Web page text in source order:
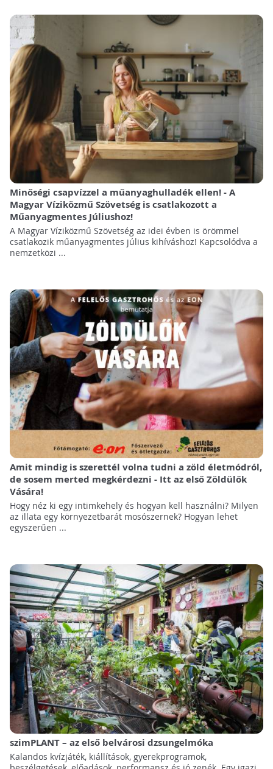
Minőségi csapvízzel a műanyaghulladék ellen! - A
Magyar Víziközmű Szövetség is csatlakozott a
Műanyagmentes Júliushoz!
A Magyar Víziközmű Szövetség az idei évben is örömmel
csatlakozik műanyagmentes július kihíváshoz! Kapcsolódva a
nemzetközi ...
Amit mindig is szerettél volna tudni a zöld életmódról,
de sosem merted megkérdezni - Itt az első Zöldülők
Vására!
Hogy néz ki egy intimkehely és hogyan kell használni? Milyen
az illata egy környezetbarát mosószernek? Hogyan lehet
egyszerűen ...
szimPLANT – az első belvárosi dzsungelmóka
Kalandos kvízjáték, kiállítások, gyerekprogramok,